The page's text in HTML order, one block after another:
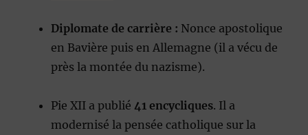
Diplomate de carrière : Nonce apostolique
en Bavière puis en Allemagne (il a vécu de
près la montée du nazisme).
Pie XII a publié 41 encycliques. Il a
modernisé la pensée catholique sur la